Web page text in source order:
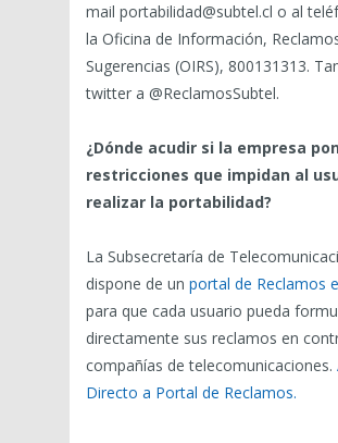
mail portabilidad@subtel.cl o al
la Oficina de Información,
Sugerencias (OIRS), 800131313.
twitter a @ReclamosSubtel.
¿Dónde acudir si la empresa
restricciones que impidan al
realizar la portabilidad?
La Subsecretaría de
dispone de un portal de Reclamos
para que cada usuario pueda
directamente sus reclamos en
compañías de telecomunicaciones.
Directo a Portal de Reclamos.